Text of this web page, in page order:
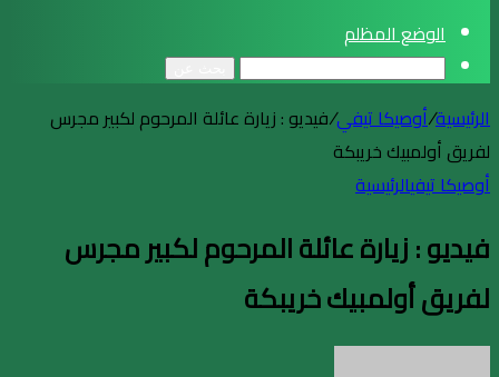
الوضع المظلم
الرئيسية/أوصيكا تيفي/فيديو : زيارة عائلة المرحوم لكبير مجرس
لفريق أولمبيك خريبكة
أوصيكا تيفيالرئيسية
فيديو : زيارة عائلة المرحوم لكبير مجرس
لفريق أولمبيك خريبكة